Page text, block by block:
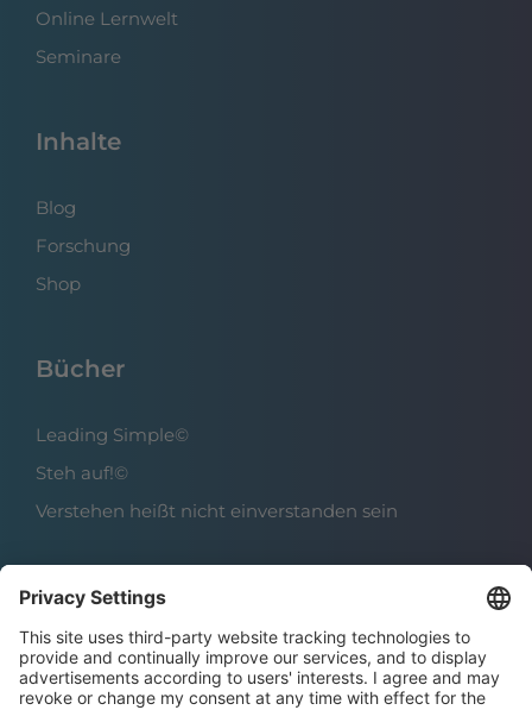
Online Lernwelt
Seminare
Inhalte
Blog
Forschung
Shop
Bücher
Leading Simple©
Steh auf!©
Verstehen heißt nicht einverstanden sein
Über das Institut
Boris Grundl
Das Team